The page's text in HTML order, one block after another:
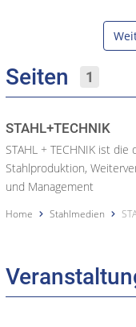
Seiten 1
STAHL+TECHNIK
STAHL + TECHNIK ist
Stahlproduktion,
und Management
Home Stahlmedien